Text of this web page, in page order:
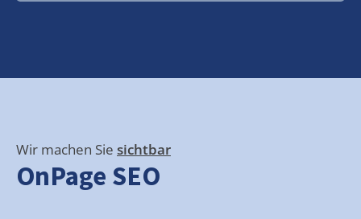
Wir machen Sie sichtbar
OnPage SEO